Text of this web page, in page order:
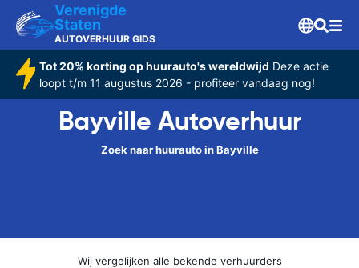
Verenigde
Staten
AUTOVERHUUR GIDS
Tot 20% korting op huurauto's wereldwijd Deze actie
loopt t/m 11 augustus 2026 - profiteer vandaag nog!
Bayville Autoverhuur
Zoek naar huurauto in Bayville
Wij vergelijken alle bekende verhuurders